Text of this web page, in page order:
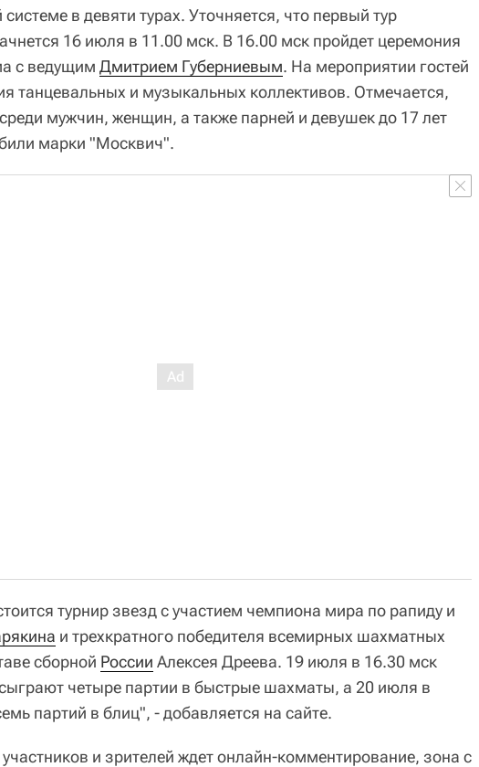
в девяти турах. Уточняется, что первый тур
16 июля в 11.00 мск. В 16.00 мск пройдет церемония
с ведущим Дмитрием Губерниевым. На мероприятии гостей
танцевальных и музыкальных коллективов. Отмечается,
мужчин, женщин, а также парней и девушек до 17 лет
марки "Москвич".
турнир звезд с участием чемпиона мира по рапиду и
и трехкратного победителя всемирных шахматных
сборной России Алексея Дреева. 19 июля в 16.30 мск
четыре партии в быстрые шахматы, а 20 июля в
партий в блиц", - добавляется на сайте.
и зрителей ждет онлайн-комментирование, зона с